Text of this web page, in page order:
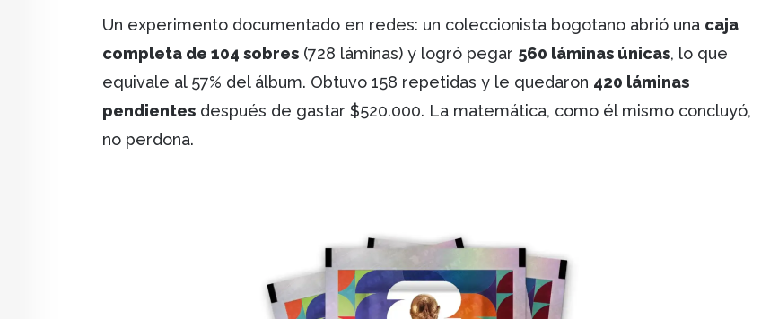
Un experimento documentado en redes: un coleccionista bogotano abrió una caja
completa de 104 sobres (728 láminas) y logró pegar 560 láminas únicas, lo que
equivale al 57% del álbum. Obtuvo 158 repetidas y le quedaron 420 láminas
pendientes después de gastar $520.000. La matemática, como él mismo concluyó,
no perdona.